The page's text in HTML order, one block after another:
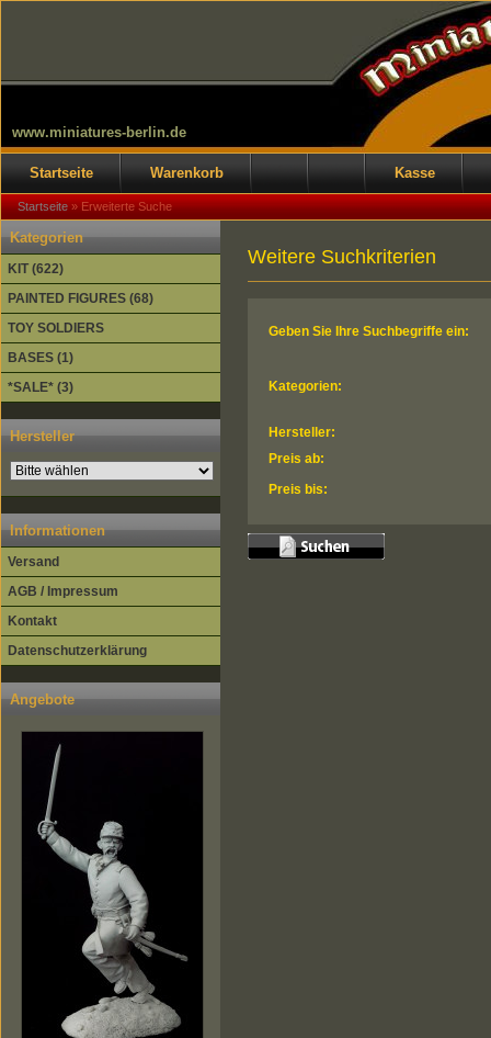
www.miniatures-berlin.de
Startseite Warenkorb Kasse
Startseite»Erweiterte Suche
Kategorien
KIT (622)
PAINTED FIGURES (68)
TOY SOLDIERS
BASES (1)
*SALE* (3)
Hersteller
Informationen
Versand
AGB / Impressum
Kontakt
Datenschutzerklärung
Angebote
Weitere Suchkriterien
Geben Sie Ihre Suchbegriffe ein:
Kategorien:
Hersteller:
Preis ab:
Preis bis: